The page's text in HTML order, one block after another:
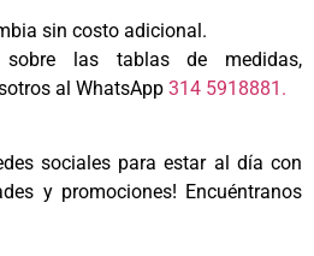
sin costo adicional.
las tablas de medidas,
al WhatsApp 314 5918881.
sociales para estar al día con
y promociones! Encuéntranos